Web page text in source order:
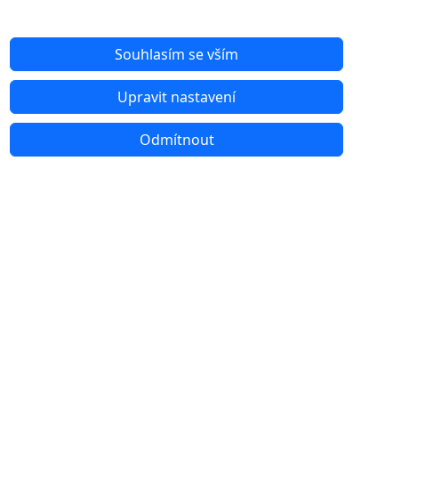
Souhlasím se vším
Upravit nastavení
Odmítnout